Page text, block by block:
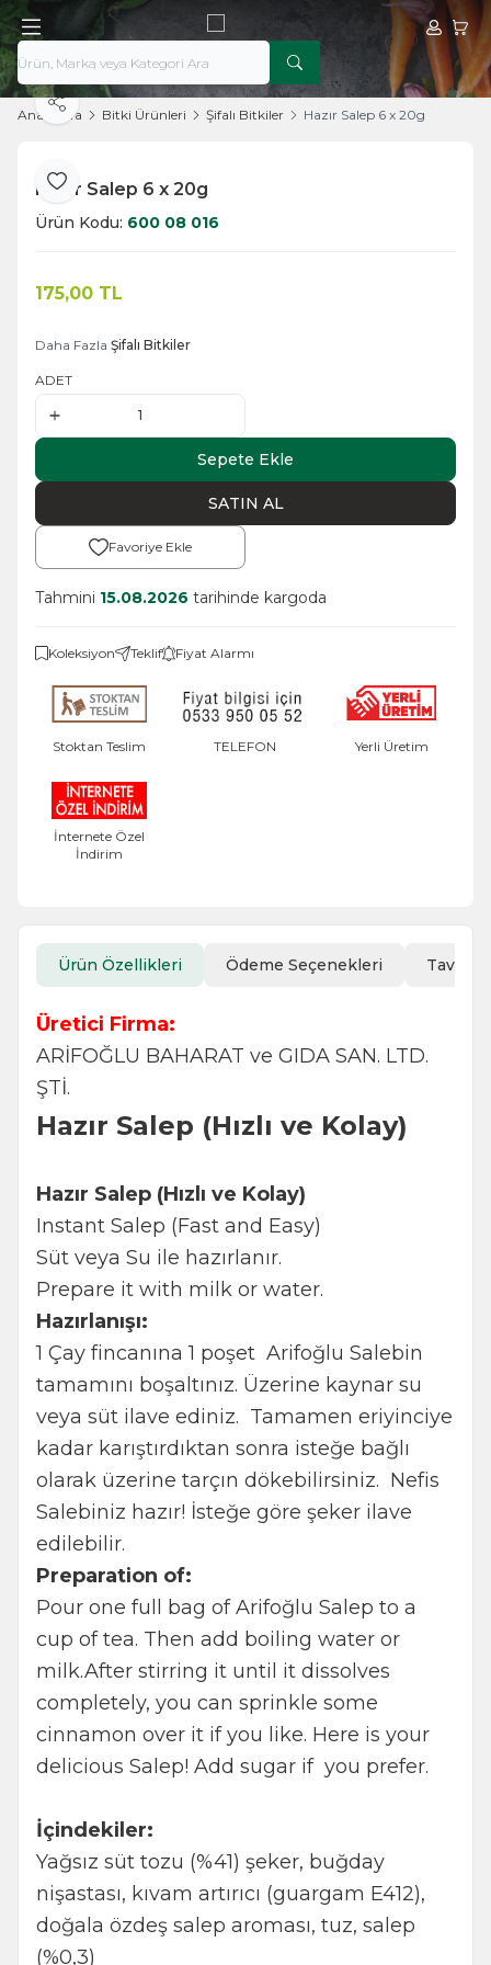
Hesabım
Ana Sayfa Bitki Ürünleri Şifalı Bitkiler Hazır Salep 6 x 20g
Favoriye Ekle
Paylaş
Hazır Salep 6 x 20g
Ürün Kodu: 600 08 016
175,00 TL
Daha Fazla Şifalı Bitkiler
ADET
Sepete Ekle
SATIN AL
Favoriye Ekle
Tahmini 15.08.2026 tarihinde kargoda
Koleksiyon Teklif Fiyat Alarmı
Stoktan Teslim TELEFON Yerli Üretim
İnternete Özel
İndirim
Ürün Özellikleri Ödeme Seçenekleri Tavsiye
Üretici Firma:
ARİFOĞLU BAHARAT ve GIDA SAN. LTD.
ŞTİ.
Hazır Salep (Hızlı ve Kolay)
Hazır Salep (Hızlı ve Kolay)
Instant Salep (Fast and Easy)
Süt veya Su ile hazırlanır.
Prepare it with milk or water.
Hazırlanışı:
1 Çay fincanına 1 poşet Arifoğlu Salebin
tamamını boşaltınız. Üzerine kaynar su
veya süt ilave ediniz. Tamamen eriyinciye
kadar karıştırdıktan sonra isteğe bağlı
olarak üzerine tarçın dökebilirsiniz. Nefis
Salebiniz hazır! İsteğe göre şeker ilave
edilebilir.
Preparation of:
Pour one full bag of Arifoğlu Salep to a
cup of tea. Then add boiling water or
milk.After stirring it until it dissolves
completely, you can sprinkle some
cinnamon over it if you like. Here is your
delicious Salep! Add sugar if you prefer.
İçindekiler:
Yağsız süt tozu (%41) şeker, buğday
nişastası, kıvam artırıcı (guargam E412),
doğala özdeş salep aroması, tuz, salep
(%0,3)